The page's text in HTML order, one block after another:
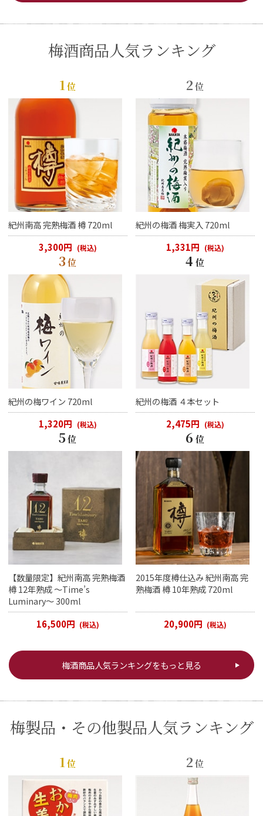
梅酒商品人気ランキング
1 位
紀州南高 完熟梅酒 樽 720ml
3,300円 (税込)
2位
紀州の梅酒 梅実入 720ml
1,331円 (税込)
3位
紀州の梅ワイン 720ml
1,320円 (税込)
4 位
紀州の梅酒 ４本セット
2,475円 (税込)
5位
【数量限定】紀州南高 完熟梅酒
樽 12年熟成 ～Time’s
Luminary～ 300ml
16,500円 (税込)
6 位
2015年度樽仕込み 紀州南高 完
熟梅酒 樽 10年熟成 720ml
20,900円 (税込)
梅酒商品人気ランキングをもっと見る
梅製品・その他製品人気ランキング
1 位 2位